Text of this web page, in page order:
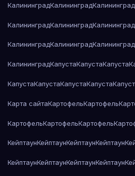
КалининградКалининградКалининград
КалининградКалининградКалининград
КалининградКалининградКалининград
КалининградКапустаКапустаКапуста
КапустаКапустаКапустаКапуста
Карта сайтаКартофельКартофель
КартофельКартофельКартофель
КейптаунКейптаунКейптаунКейптаун
КейптаунКейптаунКейптаунКейптаун